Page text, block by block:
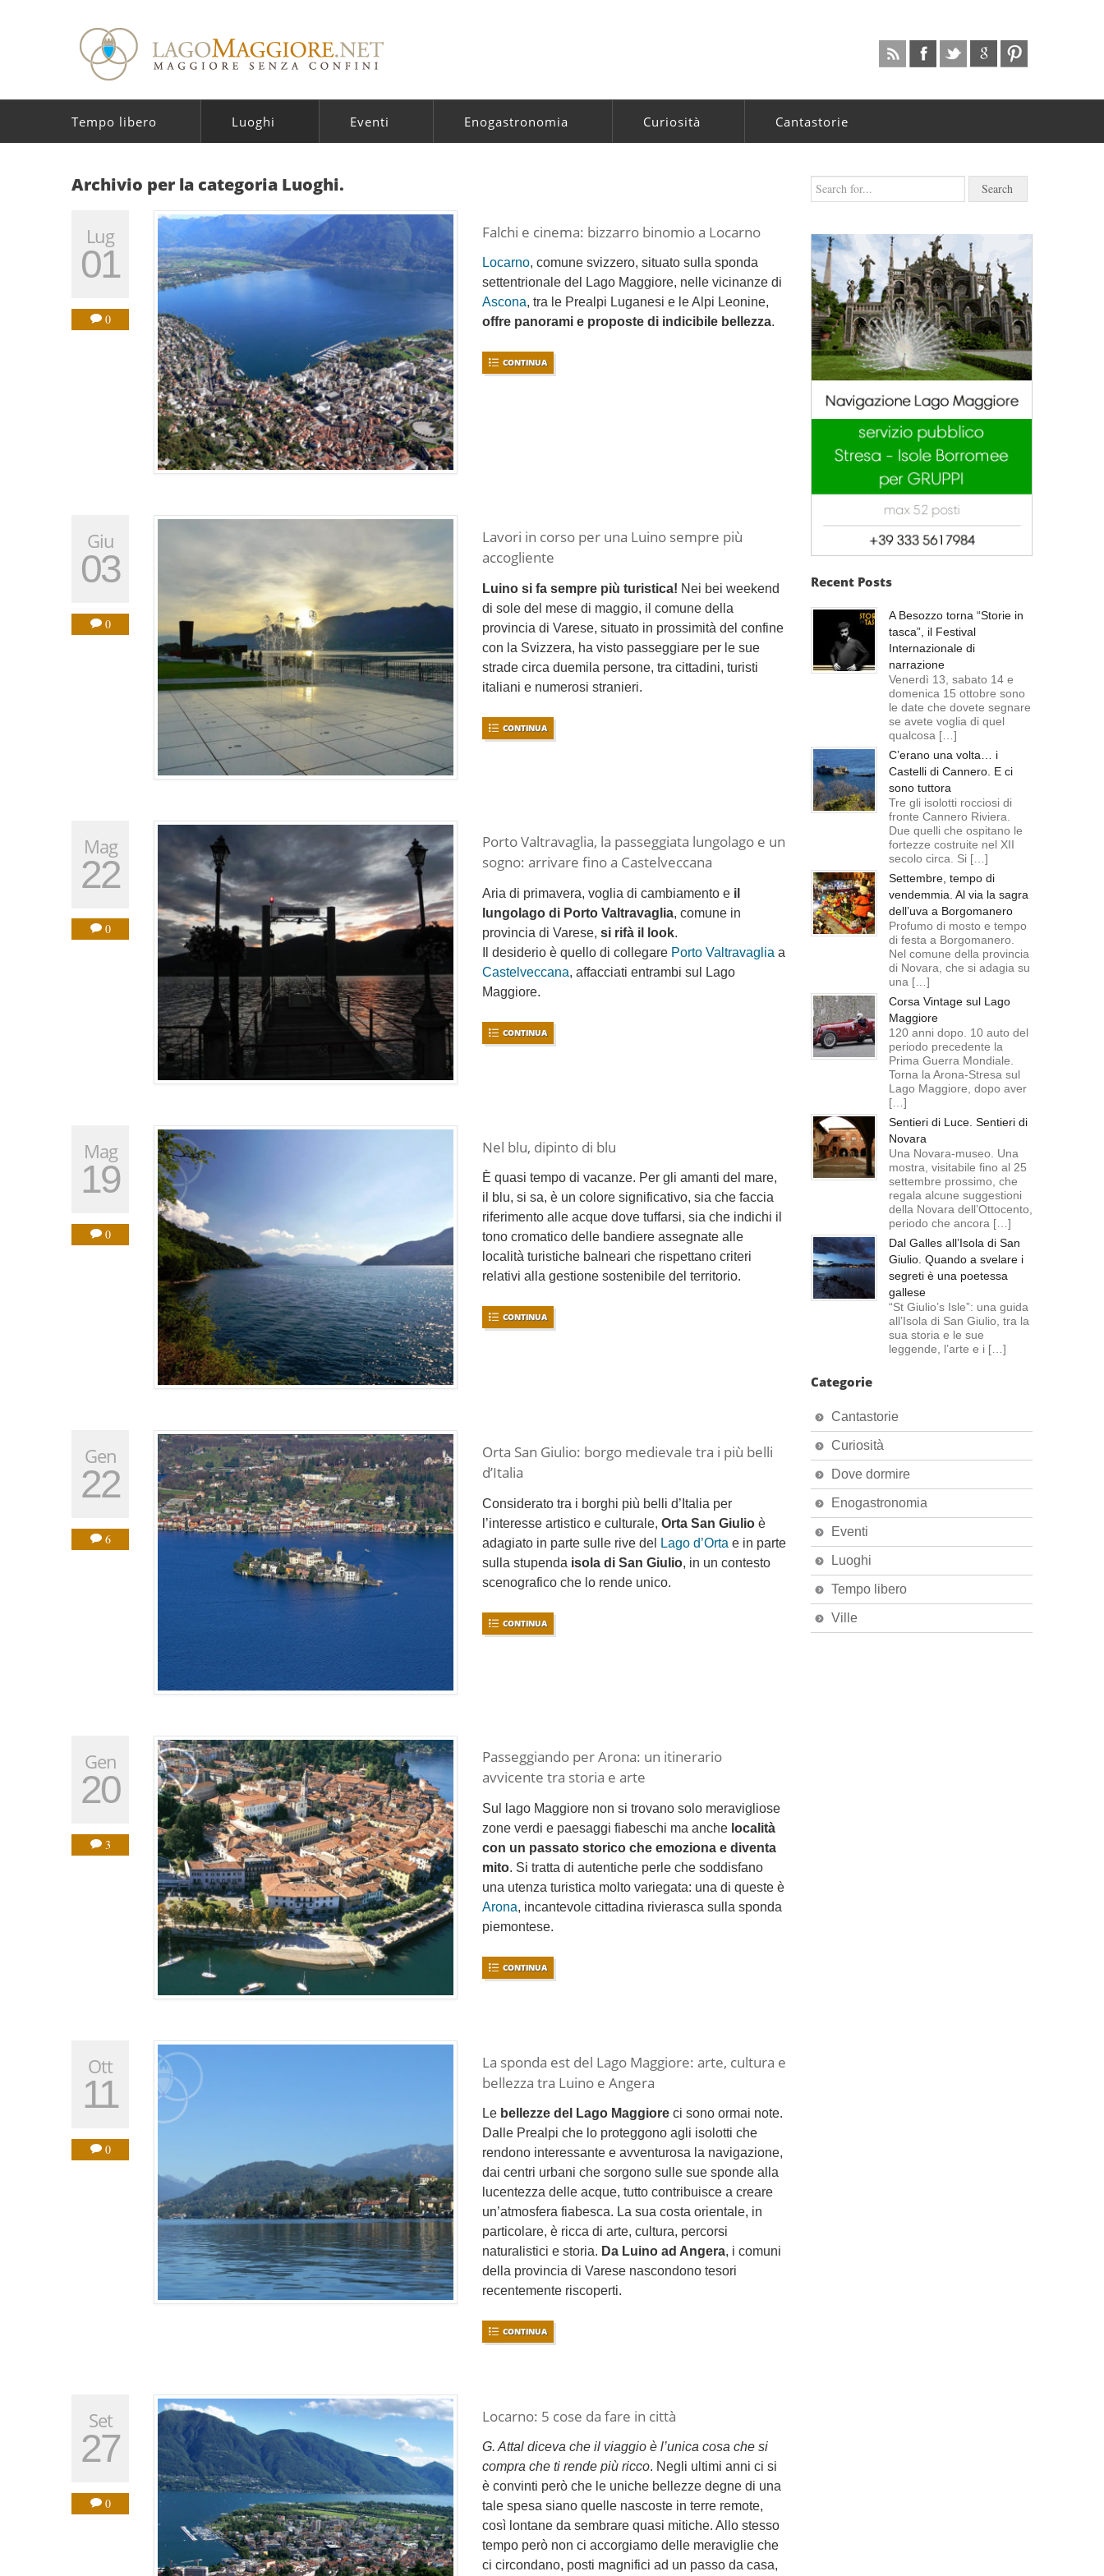
Tempo libero Luoghi Eventi Enogastronomia Curiosità Cantastorie
Archivio per la categoria Luoghi.
Lug
01
0
Falchi e cinema: bizzarro binomio a Locarno
Locarno, comune svizzero, situato sulla sponda
settentrionale del Lago Maggiore, nelle vicinanze di
Ascona, tra le Prealpi Luganesi e le Alpi Leonine,
offre panorami e proposte di indicibile bellezza.
CONTINUA
Giu
03
0
Lavori in corso per una Luino sempre più
accogliente
Luino si fa sempre più turistica! Nei bei weekend
di sole del mese di maggio, il comune della
provincia di Varese, situato in prossimità del confine
con la Svizzera, ha visto passeggiare per le sue
strade circa duemila persone, tra cittadini, turisti
italiani e numerosi stranieri.
CONTINUA
Mag
22
0
Porto Valtravaglia, la passeggiata lungolago e un
sogno: arrivare fino a Castelveccana
Aria di primavera, voglia di cambiamento e il
lungolago di Porto Valtravaglia, comune in
provincia di Varese, si rifà il look.
Il desiderio è quello di collegare Porto Valtravaglia a
Castelveccana, affacciati entrambi sul Lago
Maggiore.
CONTINUA
Mag
19
0
Nel blu, dipinto di blu
È quasi tempo di vacanze. Per gli amanti del mare,
il blu, si sa, è un colore significativo, sia che faccia
riferimento alle acque dove tuffarsi, sia che indichi il
tono cromatico delle bandiere assegnate alle
località turistiche balneari che rispettano criteri
relativi alla gestione sostenibile del territorio.
CONTINUA
Gen
22
6
Orta San Giulio: borgo medievale tra i più belli
d’Italia
Considerato tra i borghi più belli d’Italia per
l’interesse artistico e culturale, Orta San Giulio è
adagiato in parte sulle rive del
Lago d’Orta e in parte
sulla stupenda isola di San Giulio, in un contesto
scenografico che lo rende unico.
CONTINUA
Gen
20
3
Passeggiando per Arona: un itinerario
avvicente tra storia e arte
Sul lago Maggiore non si trovano solo meravigliose
zone verdi e paesaggi fiabeschi ma anche località
con un passato storico che emoziona e diventa
mito. Si tratta di autentiche perle che soddisfano
una utenza turistica molto variegata: una di queste è
Arona, incantevole cittadina rivierasca sulla sponda
piemontese.
CONTINUA
Ott
11
0
La sponda est del Lago Maggiore: arte, cultura e
bellezza tra Luino e Angera
Le bellezze del Lago Maggiore ci sono ormai note.
Dalle Prealpi che lo proteggono agli isolotti che
rendono interessante e avventurosa la navigazione,
dai centri urbani che sorgono sulle sue sponde alla
lucentezza delle acque, tutto contribuisce a creare
un’atmosfera fiabesca. La sua costa orientale, in
particolare, è ricca di arte, cultura, percorsi
naturalistici e storia. Da Luino ad Angera, i comuni
della provincia di Varese nascondono tesori
recentemente riscoperti.
CONTINUA
Set
27
0
Locarno: 5 cose da fare in città
G. Attal diceva che il viaggio è l’unica cosa che si
compra che ti rende più ricco. Negli ultimi anni ci si
è convinti però che le uniche bellezze degne di una
tale spesa siano quelle nascoste in terre remote,
così lontane da sembrare quasi mitiche. Allo stesso
tempo però non ci accorgiamo delle meraviglie che
ci circondano, posti magnifici ad un passo da casa,
Recent Posts
A Besozzo torna “Storie in
tasca”, il Festival
Internazionale di
narrazione
Venerdì 13, sabato 14 e
domenica 15 ottobre sono
le date che dovete segnare
se avete voglia di quel
qualcosa […]
C’erano una volta… i
Castelli di Cannero. E ci
sono tuttora
Tre gli isolotti rocciosi di
fronte Cannero Riviera.
Due quelli che ospitano le
fortezze costruite nel XII
secolo circa. Si […]
Settembre, tempo di
vendemmia. Al via la sagra
dell’uva a Borgomanero
Profumo di mosto e tempo
di festa a Borgomanero.
Nel comune della provincia
di Novara, che si adagia su
una […]
Corsa Vintage sul Lago
Maggiore
120 anni dopo. 10 auto del
periodo precedente la
Prima Guerra Mondiale.
Torna la Arona-Stresa sul
Lago Maggiore, dopo aver
[…]
Sentieri di Luce. Sentieri di
Novara
Una Novara-museo. Una
mostra, visitabile fino al 25
settembre prossimo, che
regala alcune suggestioni
della Novara dell’Ottocento,
periodo che ancora […]
Dal Galles all’Isola di San
Giulio. Quando a svelare i
segreti è una poetessa
gallese
“St Giulio’s Isle”: una guida
all’Isola di San Giulio, tra la
sua storia e le sue
leggende, l’arte e i […]
Categorie
Cantastorie
Curiosità
Dove dormire
Enogastronomia
Eventi
Luoghi
Tempo libero
Ville